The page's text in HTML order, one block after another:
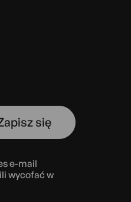
się
e-mail
wycofać w